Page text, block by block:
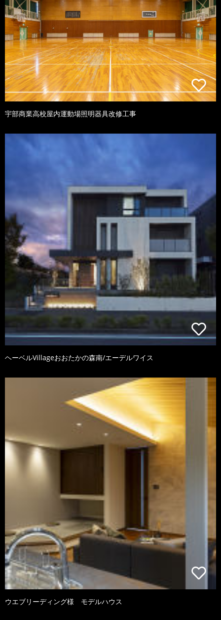
宇部商業高校屋内運動場照明器具改修工事
ヘーベルVillageおおたかの森南/エーデルワイス
ウエブリーディング様 モデルハウス